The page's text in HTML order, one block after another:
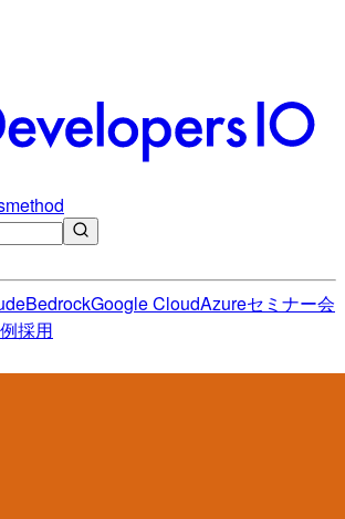
BedrockGoogle CloudAzureセミナー会
採用